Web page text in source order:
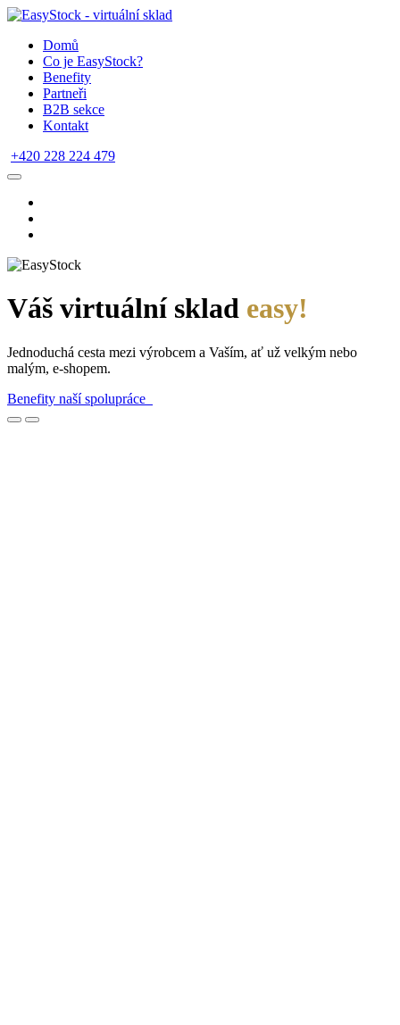
Domů
Co je EasyStock?
Benefity
Partneři
B2B sekce
Kontakt
+420 228 224 479
Váš virtuální sklad easy!
Jednoduchá cesta mezi výrobcem a Vaším, ať už velkým nebo
malým, e-shopem.
Benefity naší spolupráce